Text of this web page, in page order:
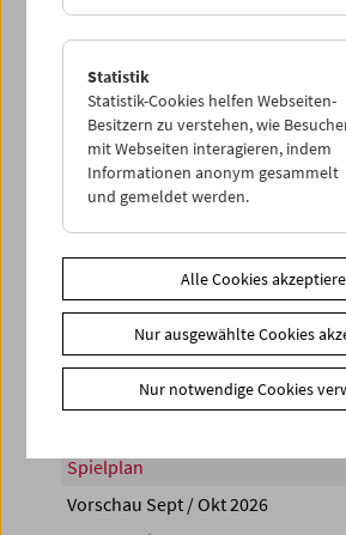
PROGRAMM ÜBERBLICK
Share on
Spielplan
Vorschau Sept / Okt 2026
Statistik
Statistik-Cookies helfen Webseiten-
Besitzern zu verstehen, wie
mit Webseiten interagieren, indem
Informationen anonym gesammelt
und gemeldet werden.
Alle Cookies
Nur ausgewählte Cookies
Nur notwendige Cookies